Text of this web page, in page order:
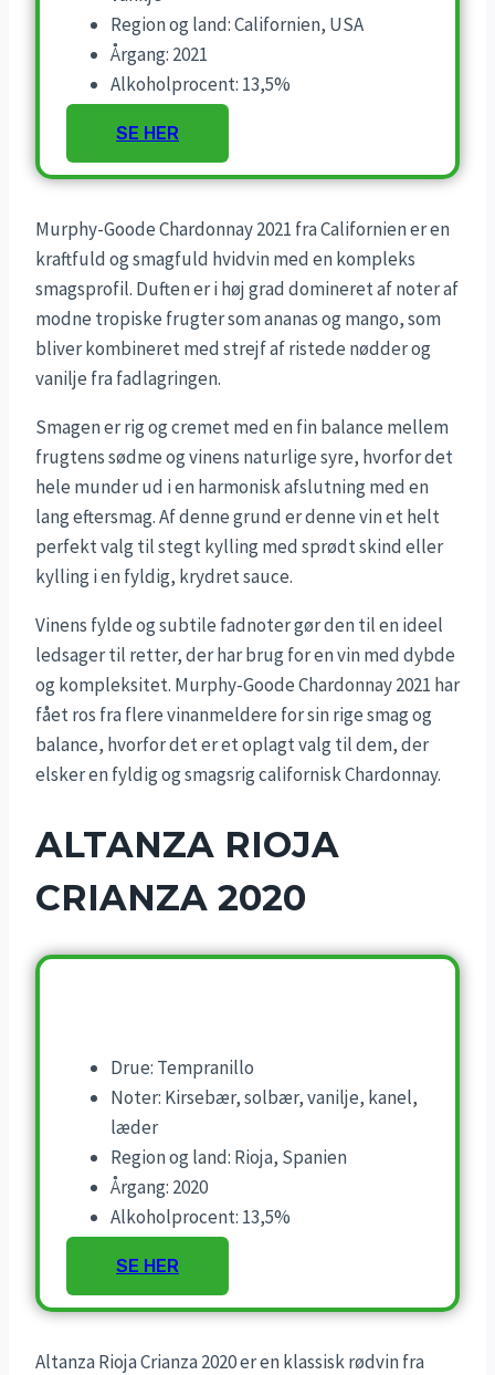
Region og land: Californien, USA
Årgang: 2021
Alkoholprocent: 13,5%
SE HER
Murphy-Goode Chardonnay 2021 fra Californien er en
kraftfuld og smagfuld hvidvin med en kompleks
smagsprofil. Duften er i høj grad domineret af noter af
modne tropiske frugter som ananas og mango, som
bliver kombineret med strejf af ristede nødder og
vanilje fra fadlagringen.
Smagen er rig og cremet med en fin balance mellem
frugtens sødme og vinens naturlige syre, hvorfor det
hele munder ud i en harmonisk afslutning med en
lang eftersmag. Af denne grund er denne vin et helt
perfekt valg til stegt kylling med sprødt skind eller
kylling i en fyldig, krydret sauce.
Vinens fylde og subtile fadnoter gør den til en ideel
ledsager til retter, der har brug for en vin med dybde
og kompleksitet. Murphy-Goode Chardonnay 2021 har
fået ros fra flere vinanmeldere for sin rige smag og
balance, hvorfor det er et oplagt valg til dem, der
elsker en fyldig og smagsrig californisk Chardonnay.
ALTANZA RIOJA
CRIANZA 2020
Drue: Tempranillo
Noter: Kirsebær, solbær, vanilje, kanel,
læder
Region og land: Rioja, Spanien
Årgang: 2020
Alkoholprocent: 13,5%
SE HER
Altanza Rioja Crianza 2020 er en klassisk rødvin fra